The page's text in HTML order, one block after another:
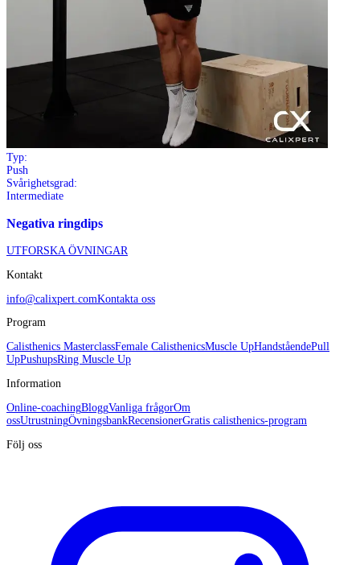
Typ:
Push
Svårighetsgrad:
Intermediate
Negativa ringdips
UTFORSKA ÖVNINGAR
Kontakt
info@calixpert.comKontakta oss
Program
Calisthenics MasterclassFemale CalisthenicsMuscle UpHandståendePull
UpPushupsRing Muscle Up
Information
Online-coachingBloggVanliga frågorOm
ossUtrustningÖvningsbankRecensionerGratis calisthenics-program
Följ oss